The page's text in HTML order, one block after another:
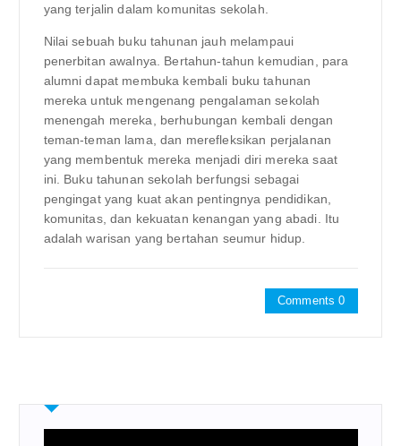
yang terjalin dalam komunitas sekolah.
Nilai sebuah buku tahunan jauh melampaui
penerbitan awalnya. Bertahun-tahun kemudian, para
alumni dapat membuka kembali buku tahunan
mereka untuk mengenang pengalaman sekolah
menengah mereka, berhubungan kembali dengan
teman-teman lama, dan merefleksikan perjalanan
yang membentuk mereka menjadi diri mereka saat
ini. Buku tahunan sekolah berfungsi sebagai
pengingat yang kuat akan pentingnya pendidikan,
komunitas, dan kekuatan kenangan yang abadi. Itu
adalah warisan yang bertahan seumur hidup.
Comments 0